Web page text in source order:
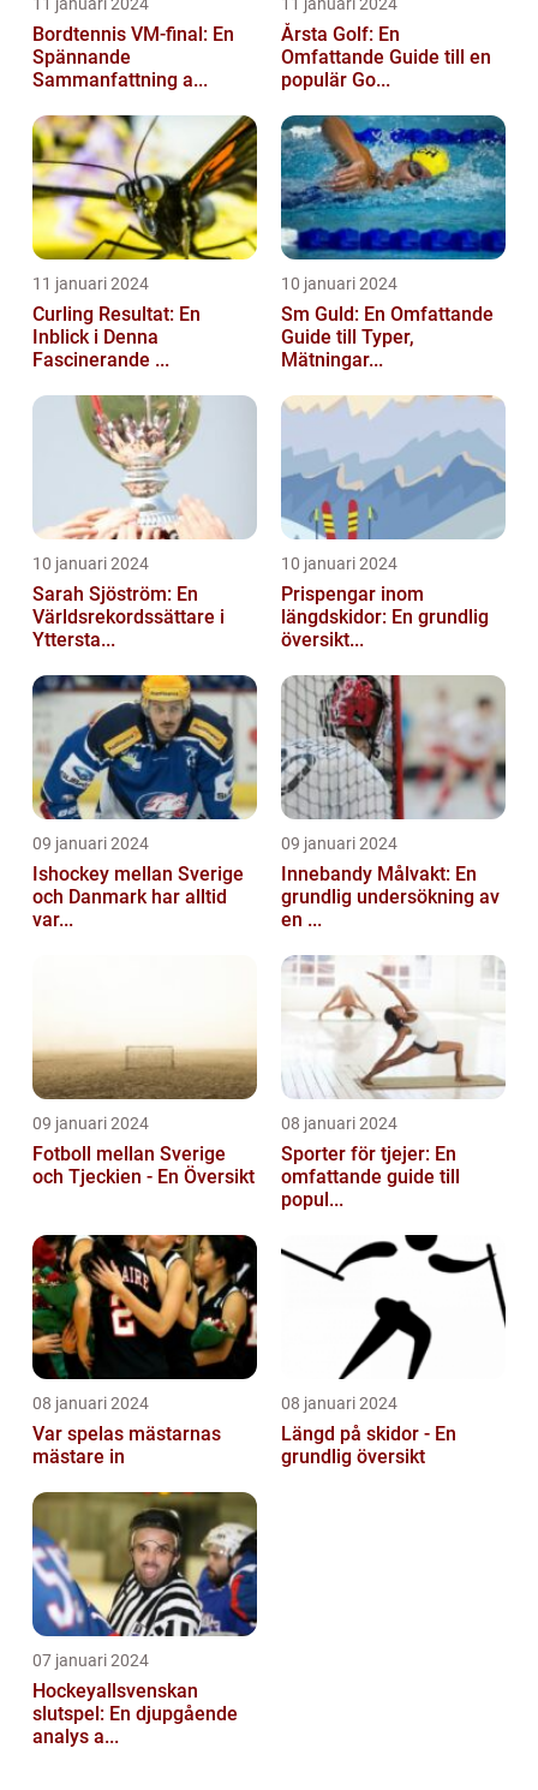
Bordtennis VM-final: En
Spännande
Sammanfattning a...
Årsta Golf: En
Omfattande Guide till en
populär Go...
11 januari 2024
Curling Resultat: En
Inblick i Denna
Fascinerande ...
10 januari 2024
Sm Guld: En Omfattande
Guide till Typer,
Mätningar...
10 januari 2024
Sarah Sjöström: En
Världsrekordssättare i
Yttersta...
10 januari 2024
Prispengar inom
längdskidor: En grundlig
översikt...
09 januari 2024
Ishockey mellan Sverige
och Danmark har alltid
var...
09 januari 2024
Innebandy Målvakt: En
grundlig undersökning av
en ...
09 januari 2024
Fotboll mellan Sverige
och Tjeckien - En Översikt
08 januari 2024
Sporter för tjejer: En
omfattande guide till
popul...
08 januari 2024
Var spelas mästarnas
mästare in
08 januari 2024
Längd på skidor - En
grundlig översikt
07 januari 2024
Hockeyallsvenskan
slutspel: En djupgående
analys a...